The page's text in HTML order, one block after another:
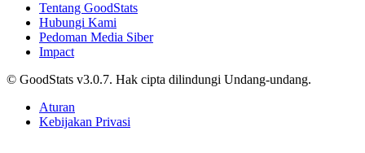
Tentang GoodStats
Hubungi Kami
Pedoman Media Siber
Impact
© GoodStats v3.0.7. Hak cipta dilindungi Undang-undang.
Aturan
Kebijakan Privasi